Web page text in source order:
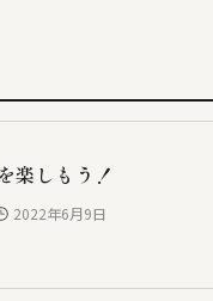
楽しもう！
2022年6月9日